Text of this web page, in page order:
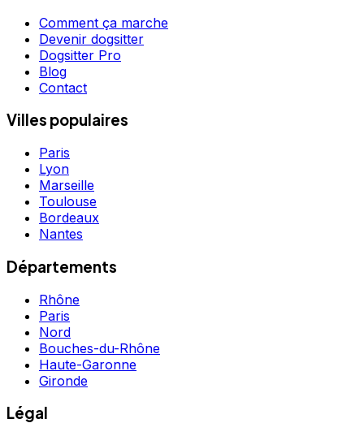
Comment ça marche
Devenir dogsitter
Dogsitter Pro
Blog
Contact
Villes populaires
Paris
Lyon
Marseille
Toulouse
Bordeaux
Nantes
Départements
Rhône
Paris
Nord
Bouches-du-Rhône
Haute-Garonne
Gironde
Légal